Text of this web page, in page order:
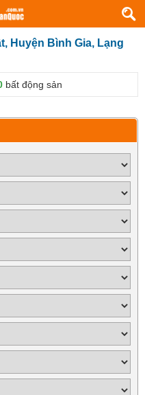
Huyện Bình Gia, Lạng
bất động sản